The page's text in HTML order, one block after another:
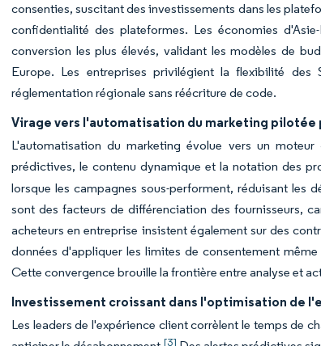
consenties, suscitant des investissements dans les
confidentialité des plateformes. Les économies
conversion les plus élevés, validant les modèles de
Europe. Les entreprises privilégient la flexibilité
réglementation régionale sans réécriture de code.
Virage vers l'automatisation du marketing pilotée
L'automatisation du marketing évolue vers un
prédictives, le contenu dynamique et la notation des
lorsque les campagnes sous-performent, réduisant les
sont des facteurs de différenciation des fournisseurs,
acheteurs en entreprise insistent également sur des
données d'appliquer les limites de consentement
Cette convergence brouille la frontière entre analyse et
Investissement croissant dans l'optimisation de
Les leaders de l'expérience client corrèlent le temps de
[3]